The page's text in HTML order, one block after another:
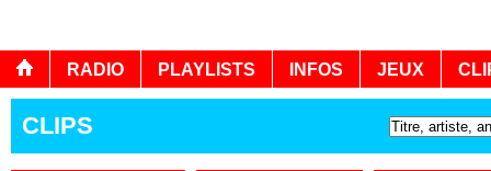
RADIO PLAYLISTS INFOS JEUX
CLIPS